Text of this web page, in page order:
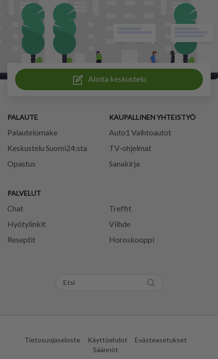
Aloita keskustelu
PALAUTE
Palautelomake
Keskustelu Suomi24:sta
Opastus
PALVELUT
Chat
Treffit
Hyötylinkit
Viihde
Reseptit
Horoskooppi
KAUPALLINEN YHTEISTYÖ
Auto1 Vaihtoautot
TV-ohjelmat
Sanakirja
Tietosuojaseloste Käyttöehdot
Evästeasetukset
Säännöt